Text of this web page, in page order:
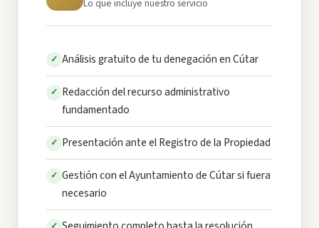
Lo que incluye nuestro servicio
✓ Análisis gratuito de tu denegación en Cútar
✓ Redacción del recurso administrativo
fundamentado
✓ Presentación ante el Registro de la Propiedad
✓ Gestión con el Ayuntamiento de Cútar si fuera
necesario